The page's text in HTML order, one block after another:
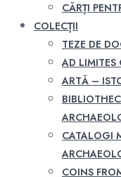
CĂRȚI
COLECȚII
TEZE DE
AD LIMITES
ARTĂ –
CATALOGI
COINS